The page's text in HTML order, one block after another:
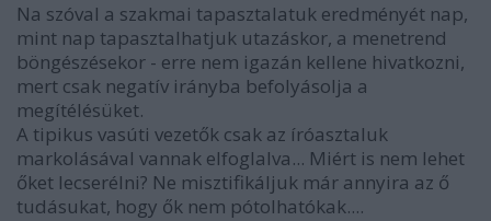
Na szóval a szakmai tapasztalatuk eredményét nap,
mint nap tapasztalhatjuk utazáskor, a menetrend
böngészésekor - erre nem igazán kellene hivatkozni,
mert csak negatív irányba befolyásolja a
megítélésüket.
A tipikus vasúti vezetők csak az íróasztaluk
markolásával vannak elfoglalva... Miért is nem lehet
őket lecserélni? Ne misztifikáljuk már annyira az ő
tudásukat, hogy ők nem pótolhatókak....